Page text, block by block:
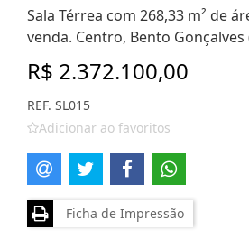
Sala Térrea com 268,33 m² de
venda. Centro, Bento Gonçalves
R$ 2.372.100,00
REF. SL015
Adicionar ao favoritos
Ficha de Impressão